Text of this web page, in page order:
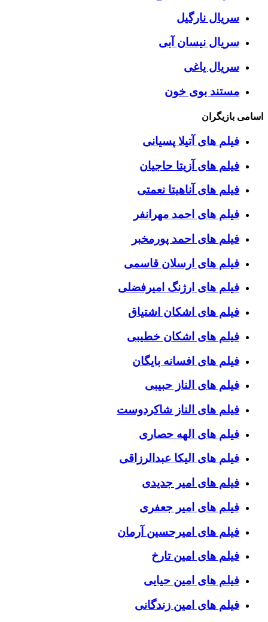
سریال نارگیل
سریال نیسان آبی
سریال یاغی
مستند بوی خون
اسامی بازیگران
فیلم های آتیلا پسیانی
فیلم های آزیتا حاجیان
فیلم های آناهیتا نعمتی
فیلم های احمد مهرانفر
فیلم های احمد پورمخبر
فیلم های ارسلان قاسمی
فیلم های ارژنگ امیرفضلی
فیلم های اشکان اشتیاق
فیلم های اشکان خطیبی
فیلم های افسانه بایگان
فیلم های الناز حبیبی
فیلم های الناز شاکردوست
فیلم های الهه حصاری
فیلم های الیکا عبدالرزاقی
فیلم های امیر جدیدی
فیلم های امیر جعفری
فیلم های امیرحسین آرمان
فیلم های امین تارخ
فیلم های امین حیایی
فیلم های امین زندگانی